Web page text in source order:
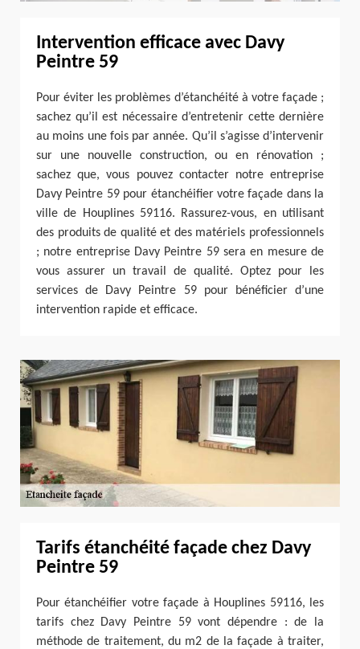
Intervention efficace avec Davy
Peintre 59
Pour éviter les problèmes d’étanchéité à votre façade ;
sachez qu’il est nécessaire d’entretenir cette dernière
au moins une fois par année. Qu’il s’agisse d’intervenir
sur une nouvelle construction, ou en rénovation ;
sachez que, vous pouvez contacter notre entreprise
Davy Peintre 59 pour étanchéifier votre façade dans la
ville de Houplines 59116. Rassurez-vous, en utilisant
des produits de qualité et des matériels professionnels
; notre entreprise Davy Peintre 59 sera en mesure de
vous assurer un travail de qualité. Optez pour les
services de Davy Peintre 59 pour bénéficier d’une
intervention rapide et efficace.
Tarifs étanchéité façade chez Davy
Peintre 59
Pour étanchéifier votre façade à Houplines 59116, les
tarifs chez Davy Peintre 59 vont dépendre : de la
méthode de traitement, du m2 de la façade à traiter,